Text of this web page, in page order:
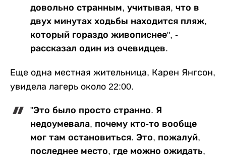
довольно странным, учитывая, что в
двух минутах ходьбы находится пляж,
который гораздо живописнее", -
рассказал один из очевидцев.
Еще одна местная жительница, Карен Янгсон,
увидела лагерь около 22:00.
"Это было просто странно. Я
недоумевала, почему кто-то вообще
мог там остановиться. Это, пожалуй,
последнее место, где можно ожидать,